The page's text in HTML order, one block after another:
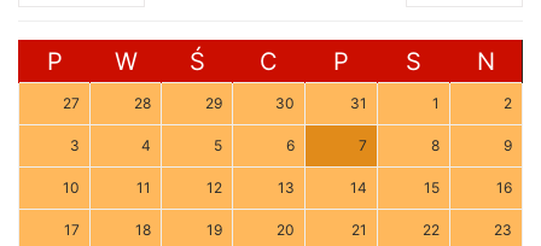
P W Ś C P S N
27 28 29 30 31 1 2
3 4 5 6 7 8 9
10 11 12 13 14 15 16
17 18 19 20 21 22 23